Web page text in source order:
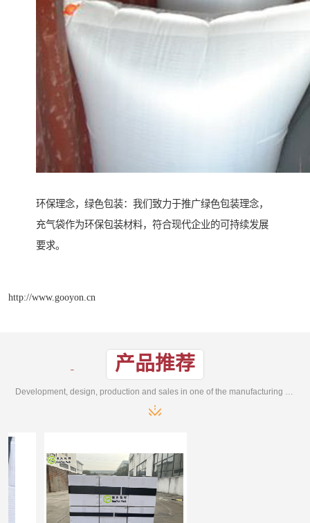
环保理念，绿色包装：我们致力于推广绿色包装理念，
充气袋作为环保包装材料，符合现代企业的可持续发展
要求。
http://www.gooyon.cn
产品推荐